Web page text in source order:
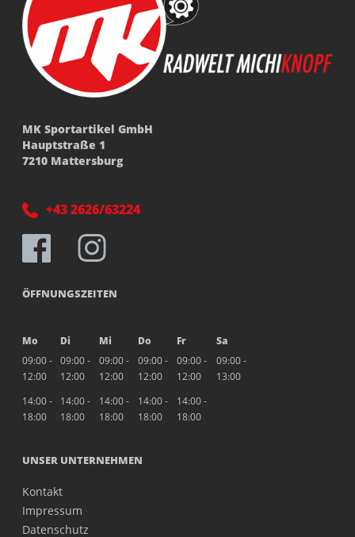
MK Sportartikel GmbH
Hauptstraße 1
7210 Mattersburg
+43 2626/63224
ÖFFNUNGSZEITEN
Mo Di Mi Do Fr
Sa
09:00 -
12:00
09:00 -
12:00
09:00 -
12:00
09:00 -
12:00
09:00 -
12:00
09:00 -
13:00
14:00 -
18:00
14:00 -
18:00
14:00 -
18:00
14:00 -
18:00
14:00 -
18:00
UNSER UNTERNEHMEN
Kontakt
Impressum
Datenschutz